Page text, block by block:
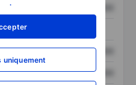
plus
uniquement
XXXXXXX
XXXXXXX XXXXXXX
XXXXXXX XXXXXXX